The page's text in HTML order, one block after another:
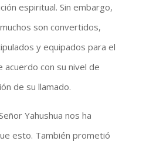
espiritual. Sin embargo,
son convertidos,
y equipados para el
acuerdo con su nivel de
de su llamado.
Yahushua nos ha
esto. También prometió